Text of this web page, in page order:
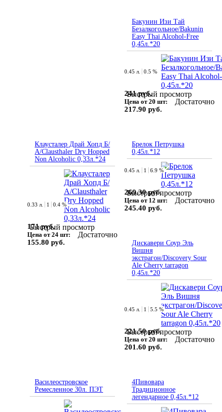
Бакунин Изи Тай
Безалкогольное/Bakunin
Easy Thai Alcohol-Free
0,45л.*20
Быстрый просмотр
0.45 л. 0.5 %
241 руб.
Цена от 20 шт:
217.90 руб.
Достаточно
Клаусталер Драй Хопд Б/
А/Clausthaler Dry Hopped
Non Alcoholic 0,33л.*24
Быстрый просмотр
0.33 л. 1 0.4 %
171 руб.
Цена от 24 шт:
155.80 руб.
Достаточно
Брелок Петрушка
0,45л.*12
Быстрый просмотр
0.45 л. 1 6.9 %
269.30 руб.
Цена от 12 шт:
245.40 руб.
Достаточно
Дискавери Соур Эль
Вишня
экстрагон/Discovery Sour
Ale Cherry tarragon
0,45л.*20
Быстрый просмотр
0.45 л. 1 5.5 %
221.50 руб.
Цена от 20 шт:
201.60 руб.
Достаточно
Василеостровское
Ремесленное 30л. ПЭТ
4Пивовара
Традиционное
легендарное 0,45л.*12